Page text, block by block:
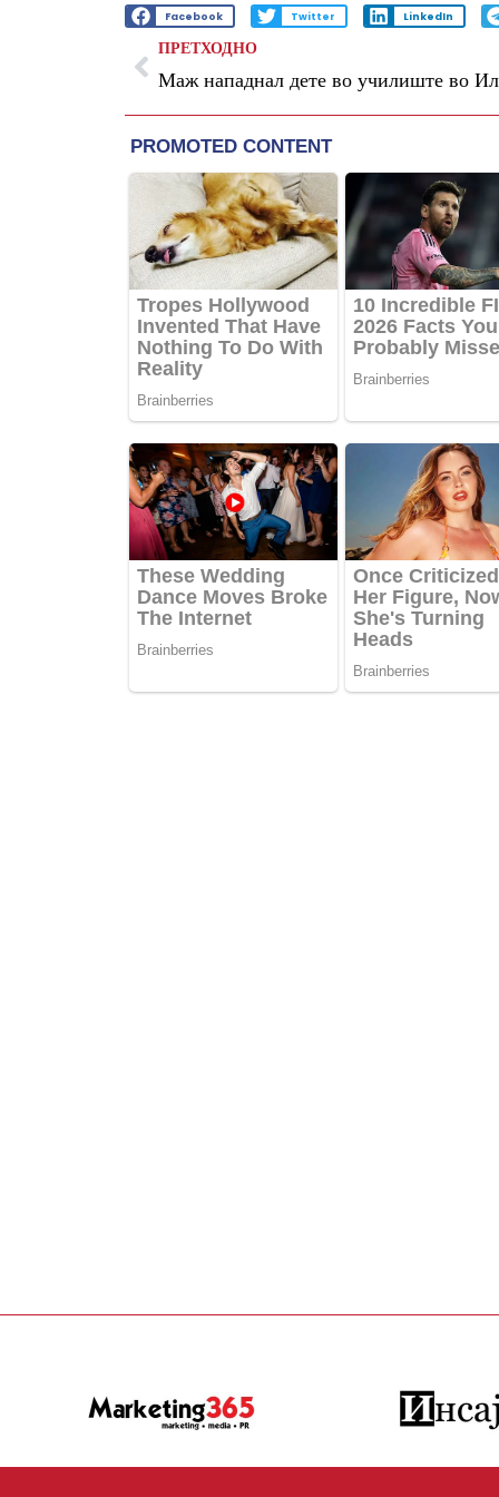
Facebook Twitter LinkedIn
ПРЕТХОДНО
Маж нападнал дете во училиште во